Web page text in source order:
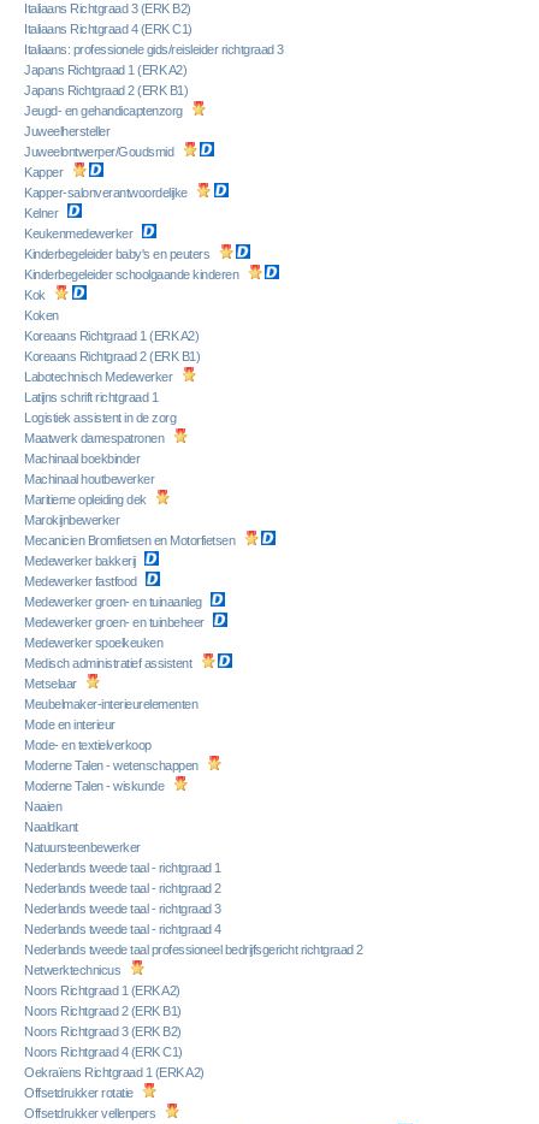
Italiaans Richtgraad 3 (ERK B2)
Italiaans Richtgraad 4 (ERK C1)
Italiaans: professionele gids/reisleider richtgraad 3
Japans Richtgraad 1 (ERK A2)
Japans Richtgraad 2 (ERK B1)
Jeugd- en gehandicaptenzorg
Juweelhersteller
Juweelontwerper/Goudsmid
Kapper
Kapper-salonverantwoordelijke
Kelner
Keukenmedewerker
Kinderbegeleider baby's en peuters
Kinderbegeleider schoolgaande kinderen
Kok
Koken
Koreaans Richtgraad 1 (ERK A2)
Koreaans Richtgraad 2 (ERK B1)
Labotechnisch Medewerker
Latijns schrift richtgraad 1
Logistiek assistent in de zorg
Maatwerk damespatronen
Machinaal boekbinder
Machinaal houtbewerker
Maritieme opleiding dek
Marokijnbewerker
Mecanicien Bromfietsen en Motorfietsen
Medewerker bakkerij
Medewerker fastfood
Medewerker groen- en tuinaanleg
Medewerker groen- en tuinbeheer
Medewerker spoelkeuken
Medisch administratief assistent
Metselaar
Meubelmaker-interieurelementen
Mode en interieur
Mode- en textielverkoop
Moderne Talen - wetenschappen
Moderne Talen - wiskunde
Naaien
Naaldkant
Natuursteenbewerker
Nederlands tweede taal - richtgraad 1
Nederlands tweede taal - richtgraad 2
Nederlands tweede taal - richtgraad 3
Nederlands tweede taal - richtgraad 4
Nederlands tweede taal professioneel bedrijfsgericht richtgraad 2
Netwerktechnicus
Noors Richtgraad 1 (ERK A2)
Noors Richtgraad 2 (ERK B1)
Noors Richtgraad 3 (ERK B2)
Noors Richtgraad 4 (ERK C1)
Oekraïens Richtgraad 1 (ERK A2)
Offsetdrukker rotatie
Offsetdrukker vellenpers